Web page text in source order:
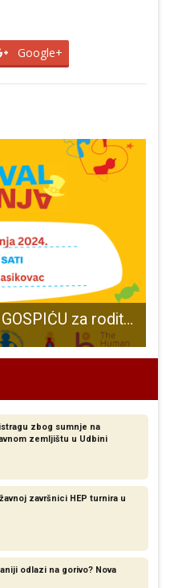
Google+
FESTIVAL IGRANJA U GOSPIĆU za roditelje i djecu predškolske i rane školske dobi 19. svibnja, Park Jasikovac, od 10 – 14 sati
zbog sumnje na
zemljištu u Udbini
završnici HEP turnira u
odlazi na gorivo? Nova